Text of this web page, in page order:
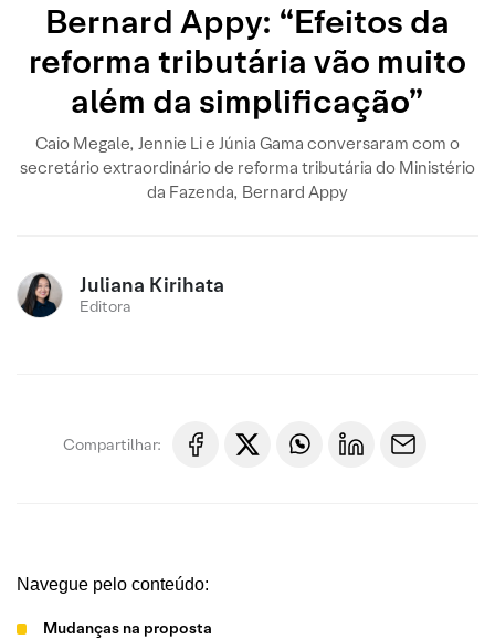
Bernard Appy: “Efeitos da
reforma tributária vão muito
além da simplificação”
Caio Megale, Jennie Li e Júnia Gama conversaram com o
secretário extraordinário de reforma tributária do Ministério
da Fazenda, Bernard Appy
Juliana Kirihata
Editora
Compartilhar:
Navegue pelo conteúdo:
Mudanças na proposta